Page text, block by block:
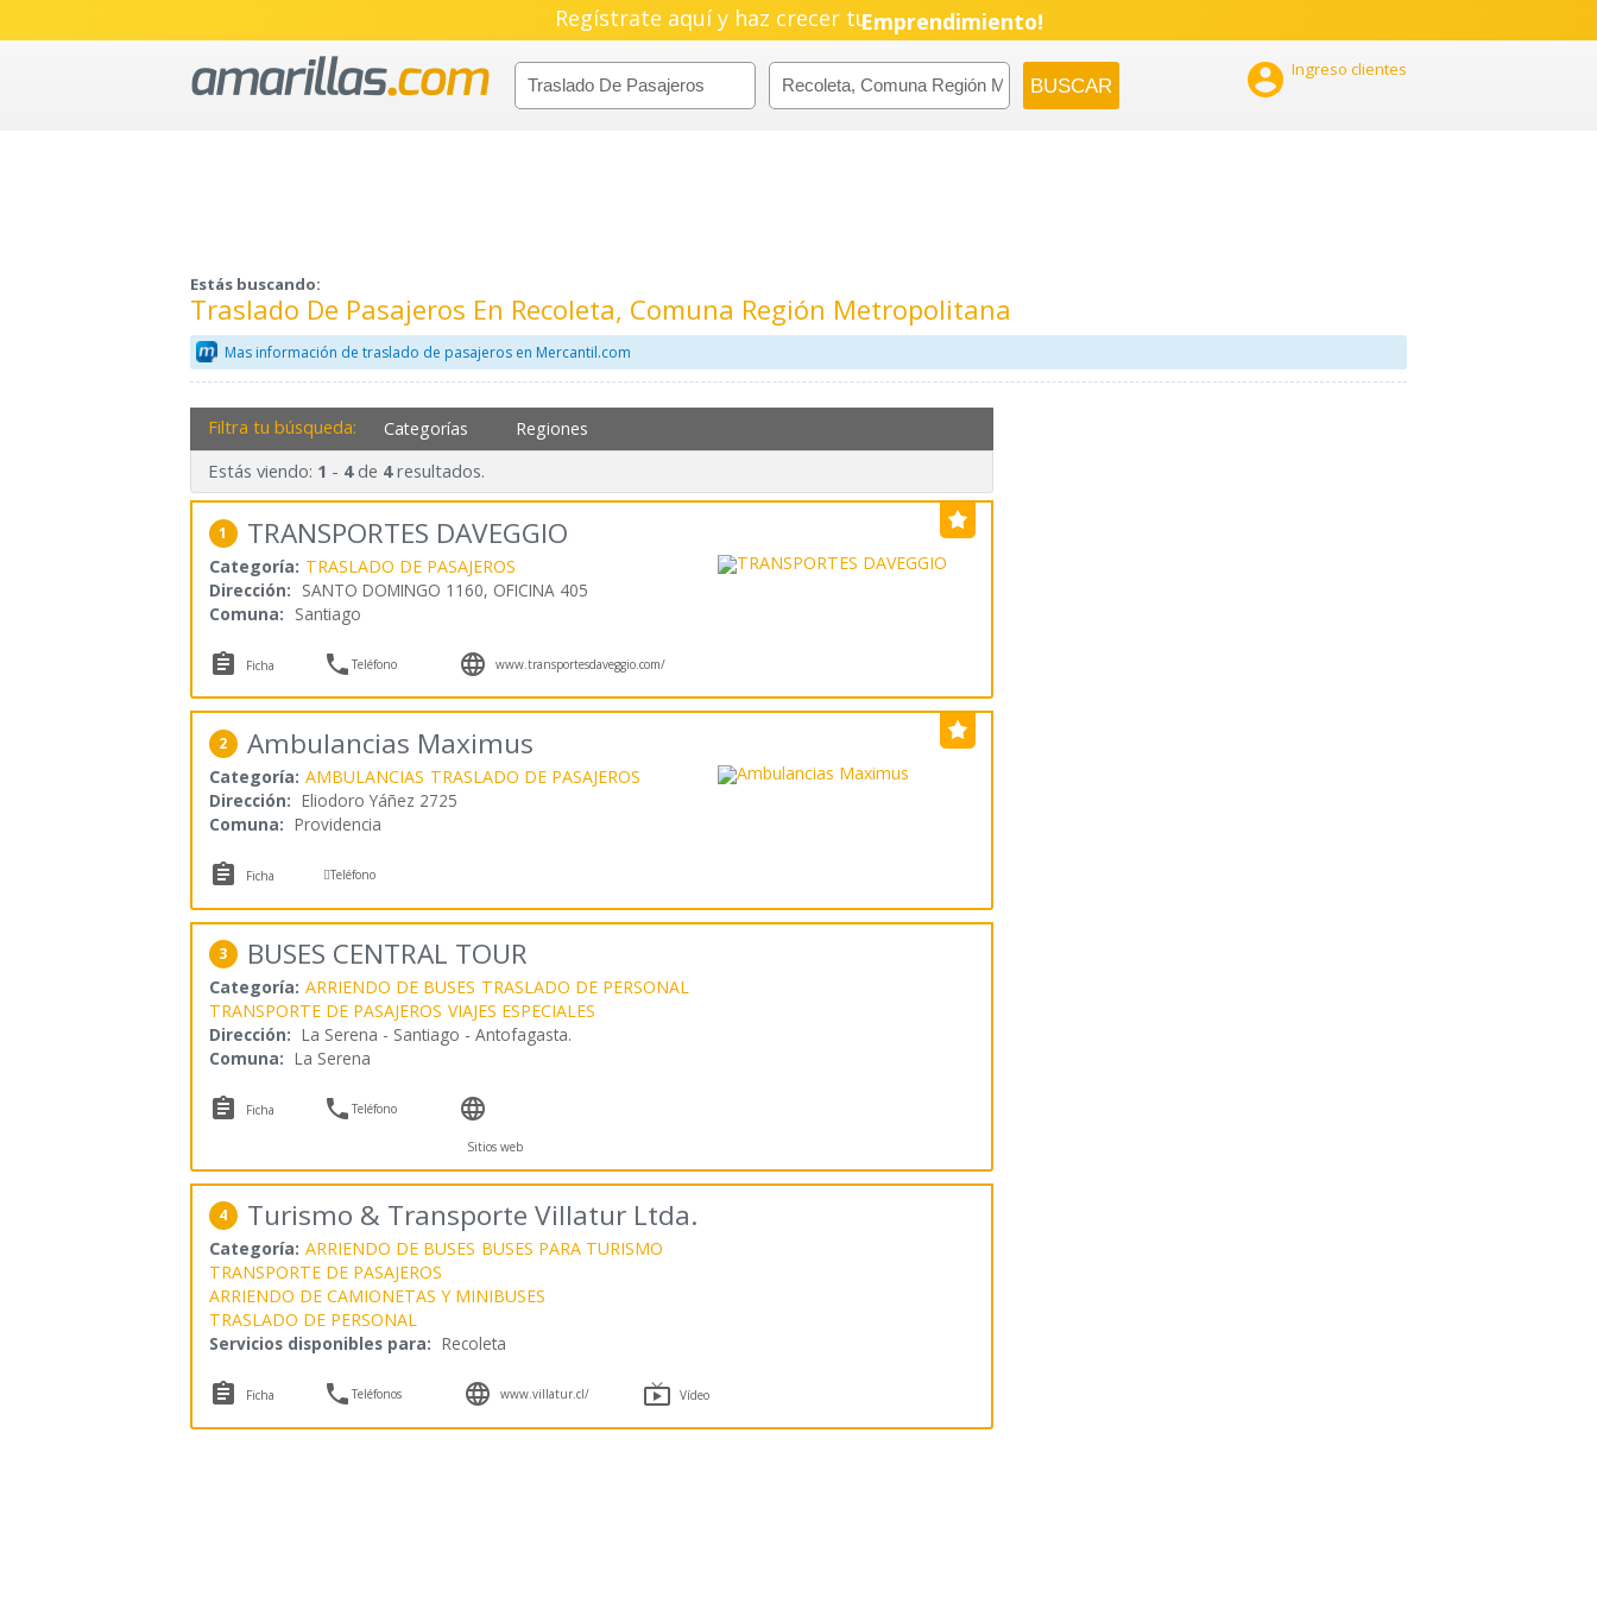
Regístrate aquí y haz crecer tuPyme!
Emprendimiento!
 Ingreso clientes
Estás buscando:
Traslado De Pasajeros En Recoleta, Comuna Región Metropolitana
Mas información de traslado de pasajeros en Mercantil.com
Filtra tu búsqueda: Categorías Regiones
Estás viendo: 1 - 4de 4resultados.
1 TRANSPORTES DAVEGGIO
Categoría: TRASLADO DE PASAJEROS
Dirección: SANTO DOMINGO 1160, OFICINA 405
Comuna: Santiago
 Ficha Teléfono  www.transportesdaveggio.com/
2 Ambulancias Maximus
Categoría: AMBULANCIAS TRASLADO DE PASAJEROS
Dirección: Eliodoro Yáñez 2725
Comuna: Providencia
 Ficha Teléfono
3 BUSES CENTRAL TOUR
Categoría: ARRIENDO DE BUSES TRASLADO DE PERSONAL
TRANSPORTE DE PASAJEROS VIAJES ESPECIALES
Dirección: La Serena - Santiago - Antofagasta.
Comuna: La Serena
 Ficha Teléfono 
Sitios web
4 Turismo & Transporte Villatur Ltda.
Categoría: ARRIENDO DE BUSES BUSES PARA TURISMO
TRANSPORTE DE PASAJEROS
ARRIENDO DE CAMIONETAS Y MINIBUSES
TRASLADO DE PERSONAL
Servicios disponibles para: Recoleta
 Ficha Teléfonos  www.villatur.cl/  Vídeo